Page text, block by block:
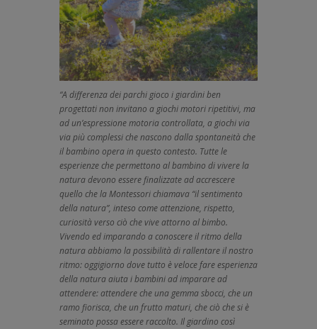
“A differenza dei parchi gioco i giardini ben
progettati non invitano a giochi motori ripetitivi, ma
ad un’espressione motoria controllata, a giochi via
via più complessi che nascono dalla spontaneità che
il bambino opera in questo contesto. Tutte le
esperienze che permettono al bambino di vivere la
natura devono essere finalizzate ad accrescere
quello che la Montessori chiamava “il sentimento
della natura”, inteso come attenzione, rispetto,
curiosità verso ciò che vive attorno al bimbo.
Vivendo ed imparando a conoscere il ritmo della
natura abbiamo la possibilità di rallentare il nostro
ritmo: oggigiorno dove tutto è veloce fare esperienza
della natura aiuta i bambini ad imparare ad
attendere: attendere che una gemma sbocci, che un
ramo fiorisca, che un frutto maturi, che ciò che si è
seminato possa essere raccolto. Il giardino così